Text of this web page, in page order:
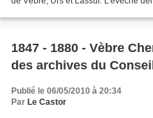
1847 - 1880 - Vèbre
des archives du
Publié le 06/05/2010 à 20:34
Par Le Castor